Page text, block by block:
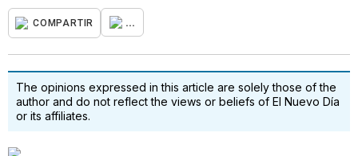
COMPARTIR ...
The opinions expressed in this article are solely those of the
author and do not reflect the views or beliefs of El Nuevo Día
or its affiliates.